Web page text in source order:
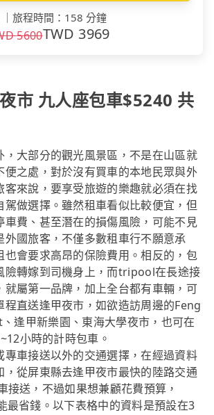
旅程時間 ： 158 分鐘
5600TWD 3969
市 九人座包車$5240 共
，大部分的觀光風景區，不是在山區就
便之處，對於沒有買車的本地民眾與外
客來說，要享受旅遊的樂趣就必須在找
駕做選擇。雖然租車看似比較便宜，但
車費、甚至潛在的損傷風險，可能不見
外國旅客，不僅多數租車行不願意承
也會要求高昂的保險費用。相反的，包
險轉嫁到司機身上，而tripool在長途接
就屬第一品牌，加上全台都有車輛，可
程直送逢甲夜市，如欲造訪周邊的Feng
逢甲新樂園、東海大學夜市，也可在
小時的計時包車。
專車接送以外的交通選擇，在經過資料
，從屏東縣去逢甲夜市最快的陸路交通
送，不過如果想兼顧花費預算，
最省錢。以下表格中的資料是預設在3